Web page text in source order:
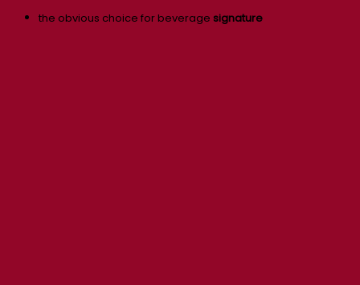
the obvious choice for beverage signature